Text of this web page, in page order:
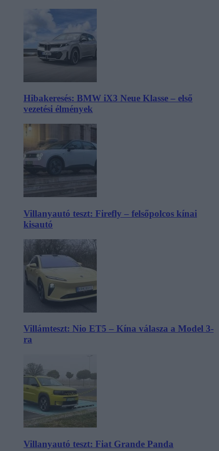
Hibakeresés: BMW iX3 Neue Klasse – első
vezetési élmények
Villanyautó teszt: Firefly – felsőpolcos kínai
kisautó
Villámteszt: Nio ET5 – Kína válasza a Model 3-
ra
Villanyautó teszt: Fiat Grande Panda